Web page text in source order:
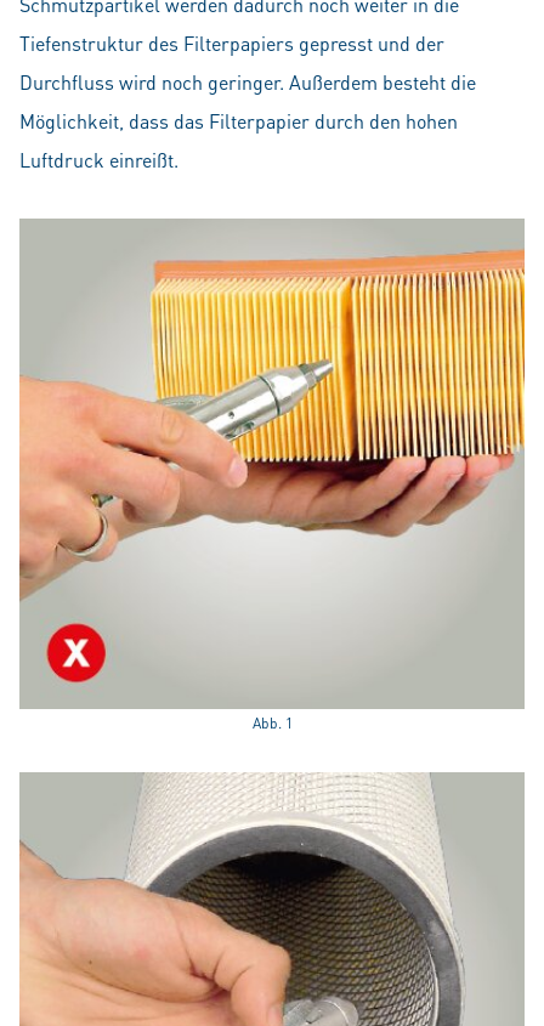
Tiefenstruktur des Filterpapiers gepresst und der
Durchfluss wird noch geringer. Außerdem besteht die
Möglichkeit, dass das Filterpapier durch den hohen
Luftdruck einreißt.
Abb. 1